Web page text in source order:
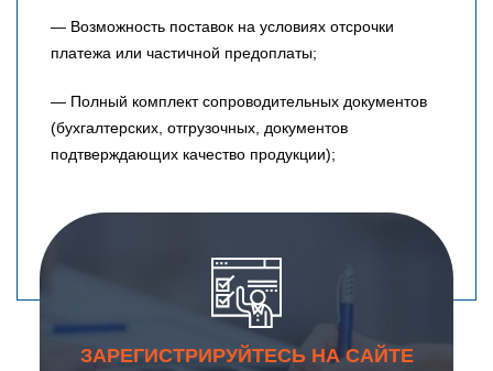
— Возможность поставок на условиях отсрочки
платежа или частичной предоплаты;
— Полный комплект сопроводительных документов
(бухгалтерских, отгрузочных, документов
подтверждающих качество продукции);
ЗАРЕГИСТРИРУЙТЕСЬ НА САЙТЕ